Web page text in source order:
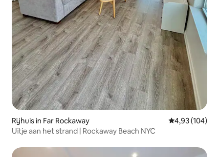
Rijhuis in Far Rockaway Gemiddelde
4,93 (104)
Uitje aan het strand | Rockaway Beach NYC